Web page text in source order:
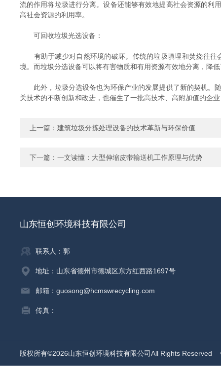
流的作用将垃圾进行分离。设备还能够有效地提高社会资源的利
高社会资源的利用率。
可回收垃圾光选设备：
有助于减少对自然环境的破坏。传统的垃圾填埋和焚烧往往
境。而垃圾分选设备可以将有害物质和有用资源有效地分离，降
此外，垃圾分选设备也为环保产业的发展提供了新的契机。随
关技术的不断创新和改进，也催生了一批高技术、高附加值的企
上一篇： 建筑垃圾分拣处理设备的技术革新与环保价值
下一篇： 一文读懂：大型伸缩皮带输送机工作原理与优势
山东恒创环境科技有限公司
联系人：郭
地址：山东省德州市德城区东方红西路1697号
邮箱：guosong@hcmswrecycling.com
传真：
版权所有©2026山东恒创环境科技有限公司All Rights Reserved